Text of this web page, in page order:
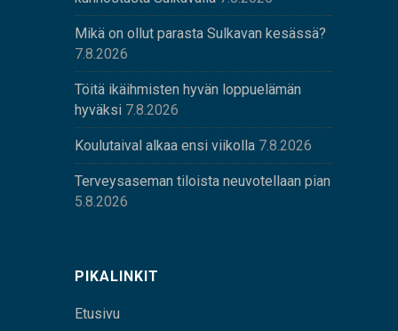
Mikä on ollut parasta Sulkavan kesässä?
7.8.2026
Töitä ikäihmisten hyvän loppuelämän
hyväksi 7.8.2026
Koulutaival alkaa ensi viikolla 7.8.2026
Terveysaseman tiloista neuvotellaan pian
5.8.2026
PIKALINKIT
Etusivu